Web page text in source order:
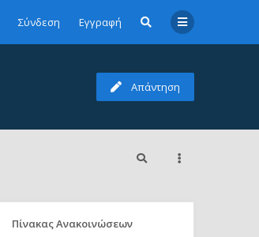
Σύνδεση Εγγραφή
Απάντηση
Πίνακας Ανακοινώσεων